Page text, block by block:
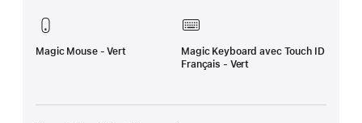
Magic Mouse - Vert
Magic Keyboard avec Touch ID
Français - Vert